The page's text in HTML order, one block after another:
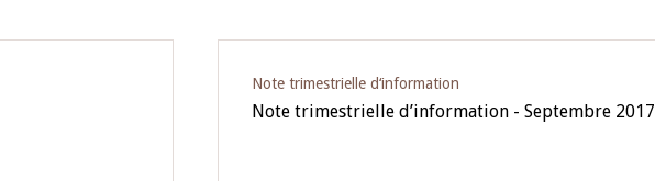
Note trimestrielle d‘information
Note trimestrielle d’information - Septembre 2017